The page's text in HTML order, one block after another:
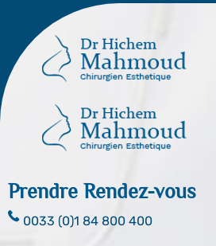
Prendre Rendez-vous
0033 (0)1 84 800 400